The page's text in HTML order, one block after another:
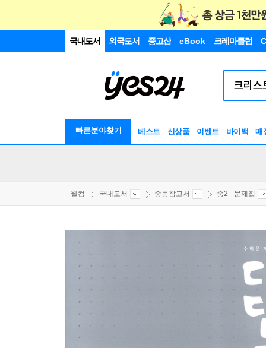
국내도서 외국도서 중고샵 eBook 크레마클럽
빠른분야찾기 베스트 신상품 이벤트 바이백 매
웰컴 국내도서 중등참고서 중2 - 문제집